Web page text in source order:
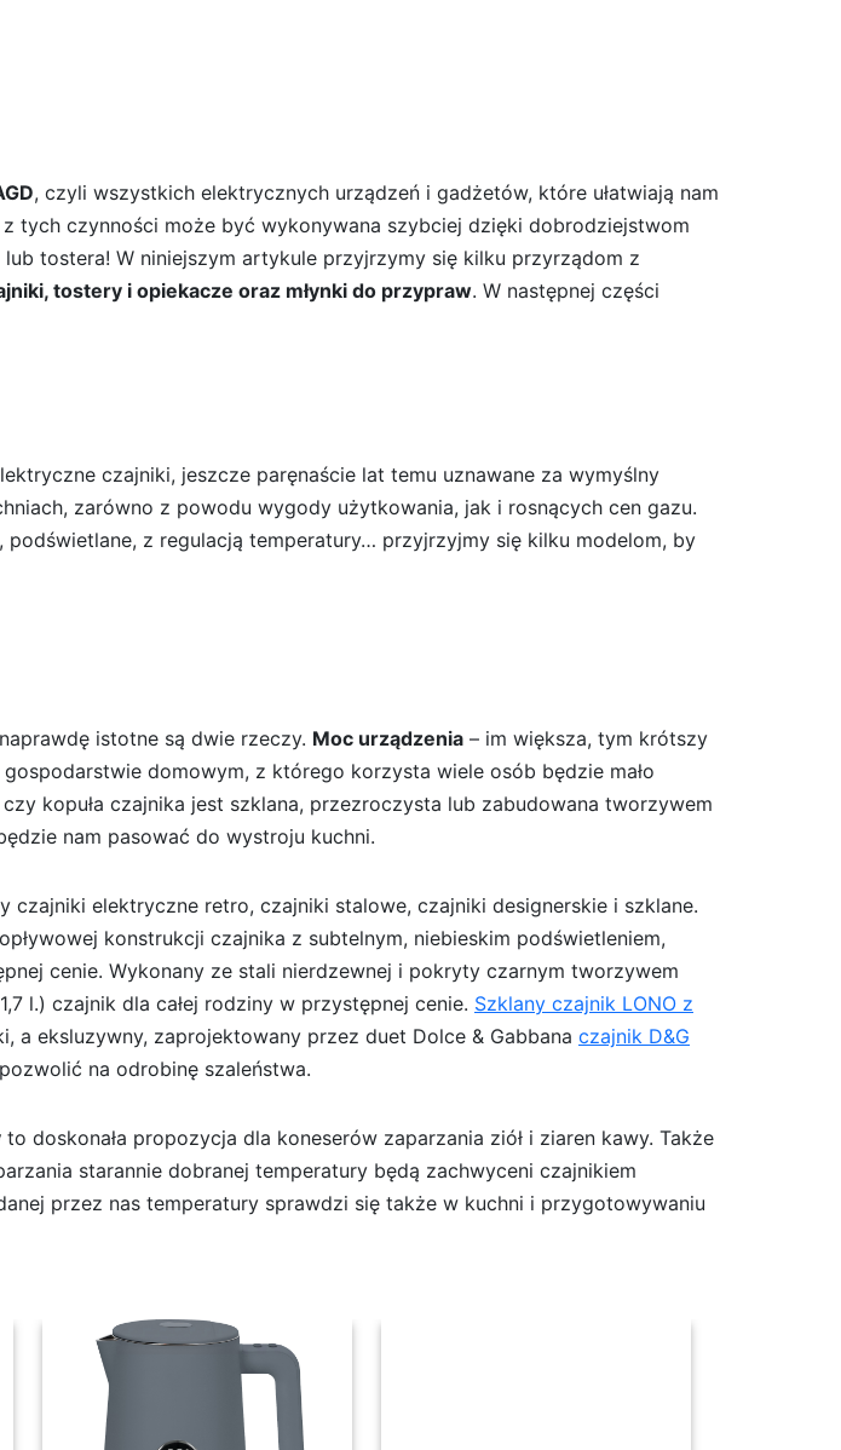
, czyli wszystkich elektrycznych urządzeń i gadżetów, które ułatwiają nam
tych czynności może być wykonywana szybciej dzięki dobrodziejstwom
tostera! W niniejszym artykule przyjrzymy się kilku przyrządom z
tostery i opiekacze oraz młynki do przypraw. W następnej części
czajniki, jeszcze paręnaście lat temu uznawane za wymyślny
zarówno z powodu wygody użytkowania, jak i rosnących cen gazu.
z regulacją temperatury… przyjrzyjmy się kilku modelom, by
istotne są dwie rzeczy. Moc urządzenia – im większa, tym krótszy
gospodarstwie domowym, z którego korzysta wiele osób będzie mało
kopuła czajnika jest szklana, przezroczysta lub zabudowana tworzywem
nam pasować do wystroju kuchni.
elektryczne retro, czajniki stalowe, czajniki designerskie i szklane.
konstrukcji czajnika z subtelnym, niebieskim podświetleniem,
cenie. Wykonany ze stali nierdzewnej i pokryty czarnym tworzywem
l.) czajnik dla całej rodziny w przystępnej cenie. Szklany czajnik LONO z
a eksluzywny, zaprojektowany przez duet Dolce & Gabbana czajnik D&G
na odrobinę szaleństwa.
to doskonała propozycja dla koneserów zaparzania ziół i ziaren kawy. Także
starannie dobranej temperatury będą zachwyceni czajnikiem
przez nas temperatury sprawdzi się także w kuchni i przygotowywaniu